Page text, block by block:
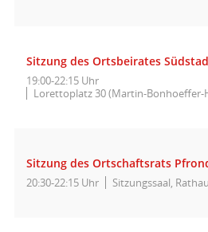
Sitzung des Ortsbeirates
19:00-22:15 Uhr
Lorettoplatz 30 (Martin-Bonhoeffer-
Sitzung des Ortschaftsrats
20:30-22:15 Uhr Sitzungssaal,